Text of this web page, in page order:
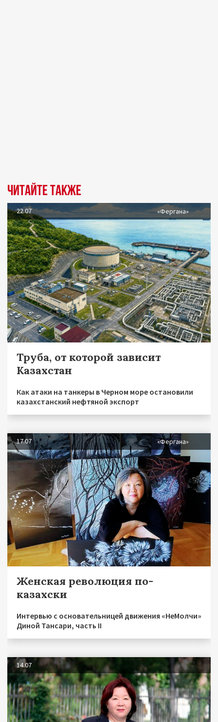
Читайте также
22.07 «Фергана»
Труба, от которой зависит
Казахстан
Как атаки на танкеры в Черном море остановили
казахстанский нефтяной экспорт
17.07 «Фергана»
Женская революция по-
казахски
Интервью с основательницей движения «НеМолчи»
Диной Тансари, часть II
14.07